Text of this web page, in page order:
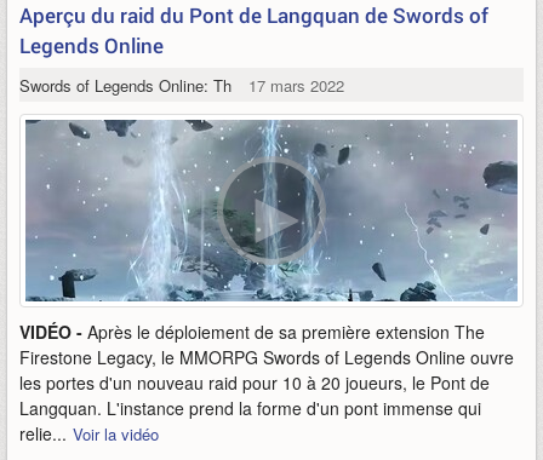
Aperçu du raid du Pont de Langquan de Swords of
Legends Online
Swords of Legends Online: The Firestone Legacy
17 mars 2022
VIDÉO - Après le déploiement de sa première extension The
Firestone Legacy, le MMORPG Swords of Legends Online ouvre
les portes d'un nouveau raid pour 10 à 20 joueurs, le Pont de
Langquan. L'instance prend la forme d'un pont immense qui
relie... Voir la vidéo